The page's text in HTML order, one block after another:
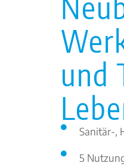
und
Sanitär-,
5